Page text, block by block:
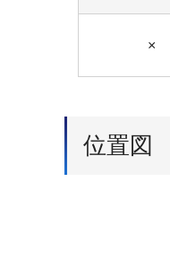
×
位置図